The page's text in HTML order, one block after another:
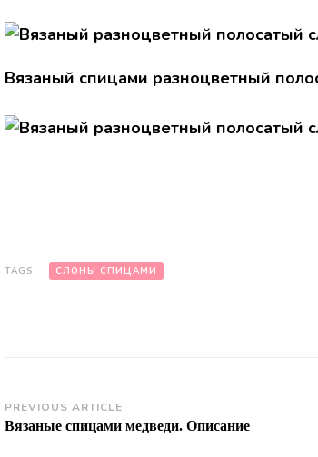
Вязаный спицами разноцветный
TAGS: СЛОНЫ СПИЦАМИ
Post
Navigation
PREVIOUS ARTICLE
Вязаные спицами медведи. Описание